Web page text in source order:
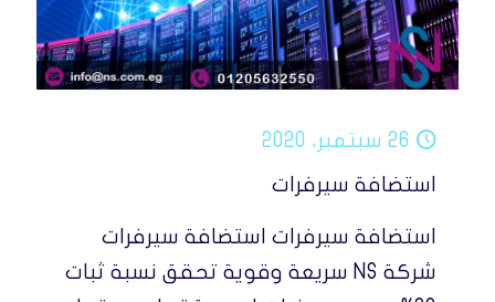
26 سبتمبر، 2020
استضافة سيرفرات
استضافة سيرفرات استضافة سيرفرات
شركة NS سريعة وقوية تحقق نسبة ثبات